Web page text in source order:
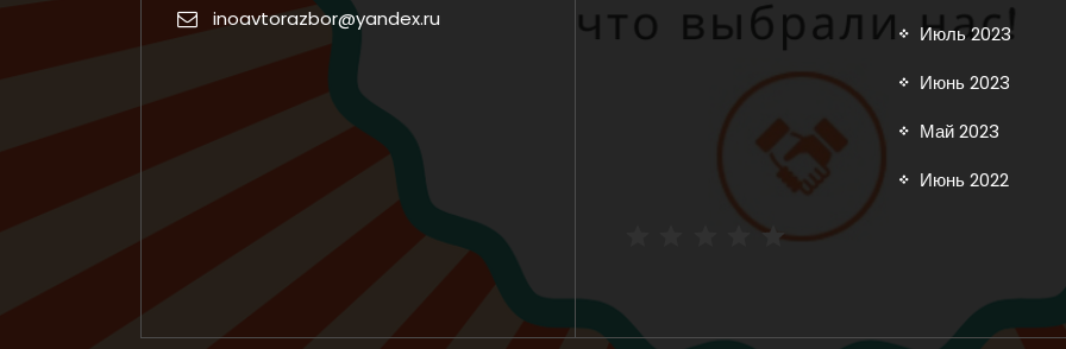
inoavtorazbor@yandex.ru
Июль 2023
Июнь 2023
Май 2023
Июнь 2022
Рейтинг: 5 из 5.